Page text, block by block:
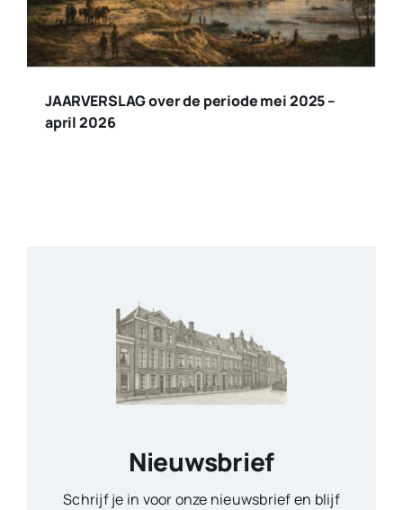
JAARVERSLAG over de periode mei 2025 –
april 2026
Nieuwsbrief
Schrijf je in voor onze nieuwsbrief en blijf